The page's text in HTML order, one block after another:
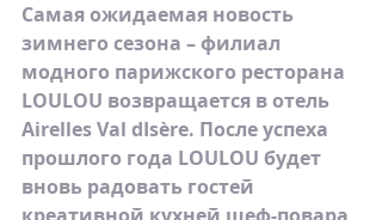
Cамая ожидаемая новость
зимнего сезона – филиал
модного парижского ресторана
LOULOU возвращается в отель
Airelles Val dIsère. После успеха
прошлого года LOULOU будет
вновь радовать гостей